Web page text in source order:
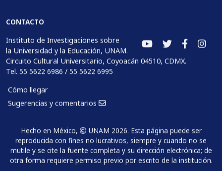
CONTACTO
Instituto de Investigaciones sobre
la Universidad y la Educación, UNAM.
Circuito Cultural Universitario, Coyoacán 04510, CDMX.
Tel. 55 5622 6986 / 55 5622 6995
Cómo llegar
Sugerencias y comentarios
Hecho en México,
UNAM 2026. Esta página puede ser
reproducida con fines no lucrativos, siempre y cuando no se
mutile y se cite la fuente completa y su dirección electrónica; de
otra forma requiere permiso previo por escrito de la institución.